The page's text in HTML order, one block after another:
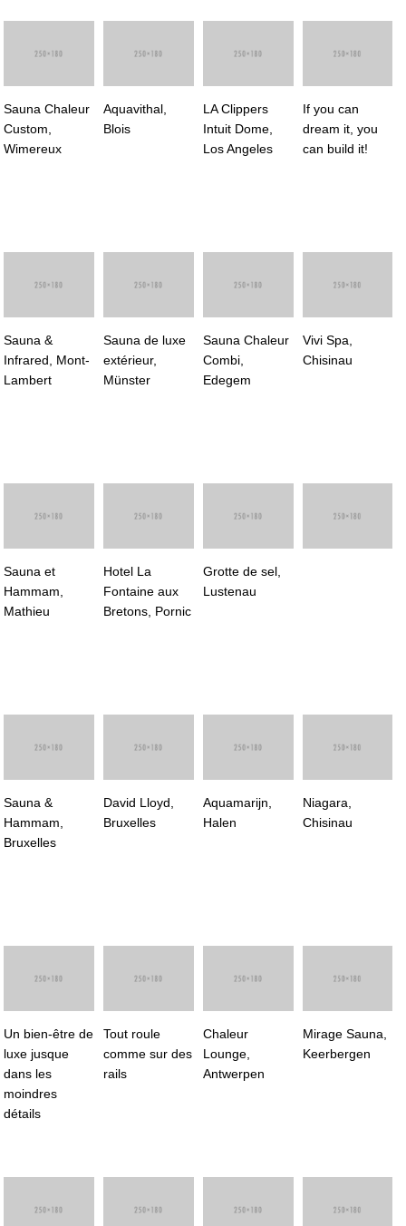
Sauna Chaleur
Custom,
Wimereux
Aquavithal,
Blois
LA Clippers
Intuit Dome,
Los Angeles
If you can
dream it, you
can build it!
Sauna &
Infrared, Mont-
Lambert
Sauna de luxe
extérieur,
Münster
Sauna Chaleur
Combi,
Edegem
Vivi Spa,
Chisinau
Sauna et
Hammam,
Mathieu
Hotel La
Fontaine aux
Bretons, Pornic
Grotte de sel,
Lustenau
Sauna &
Hammam,
Bruxelles
David Lloyd,
Bruxelles
Aquamarijn,
Halen
Niagara,
Chisinau
Un bien-être de
luxe jusque
dans les
moindres
détails
Tout roule
comme sur des
rails
Chaleur
Lounge,
Antwerpen
Mirage Sauna,
Keerbergen